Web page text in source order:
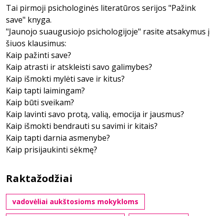
Tai pirmoji psichologinės literatūros serijos "Pažink
save" knyga.
"Jaunojo suaugusiojo psichologijoje" rasite atsakymus į
šiuos klausimus:
Kaip pažinti save?
Kaip atrasti ir atskleisti savo galimybes?
Kaip išmokti mylėti save ir kitus?
Kaip tapti laimingam?
Kaip būti sveikam?
Kaip lavinti savo protą, valią, emocija ir jausmus?
Kaip išmokti bendrauti su savimi ir kitais?
Kaip tapti darnia asmenybe?
Kaip prisijaukinti sėkmę?
Raktažodžiai
vadovėliai aukštosioms mokykloms